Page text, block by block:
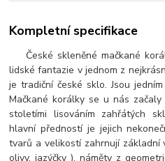
Kompletní specifikace
České skleněné mačkané
lidské fantazie v jednom z
je tradiční české sklo. Jsou
Mačkané korálky se u nás
stoletími lisováním zahřátých
hlavní předností je jejich
tvarů a velikostí zahrnují základní
olivy, jazýčky ), náměty z